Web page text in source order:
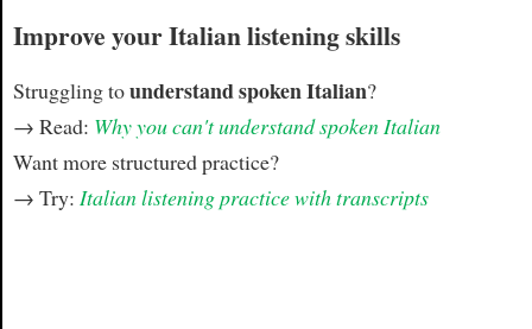
Improve your Italian listening skills
Struggling tounderstand spoken Italian?
→ Read: Why you can't understand spoken Italian
Want more structured practice?
→ Try: Italian listening practice with transcripts